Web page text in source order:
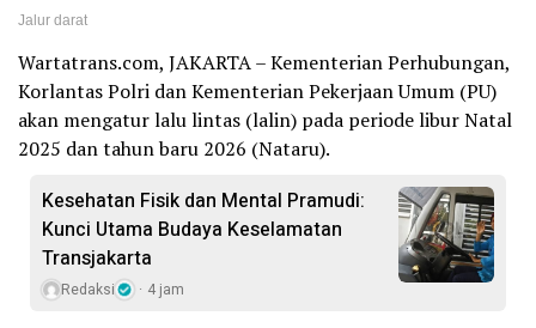
Jalur darat
Wartatrans.com, JAKARTA – Kementerian Perhubungan,
Korlantas Polri dan Kementerian Pekerjaan Umum (PU)
akan mengatur lalu lintas (lalin) pada periode libur Natal
2025 dan tahun baru 2026 (Nataru).
Kesehatan Fisik dan Mental Pramudi:
Kunci Utama Budaya Keselamatan
Transjakarta
Redaksi 4 jam